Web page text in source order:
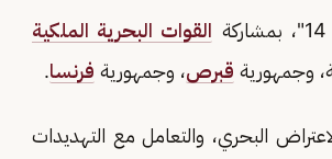
القوات البحرية الملكية
وجمهورية قبرص، وجمهورية فرنسا.
البحري، والتعامل مع التهديدات